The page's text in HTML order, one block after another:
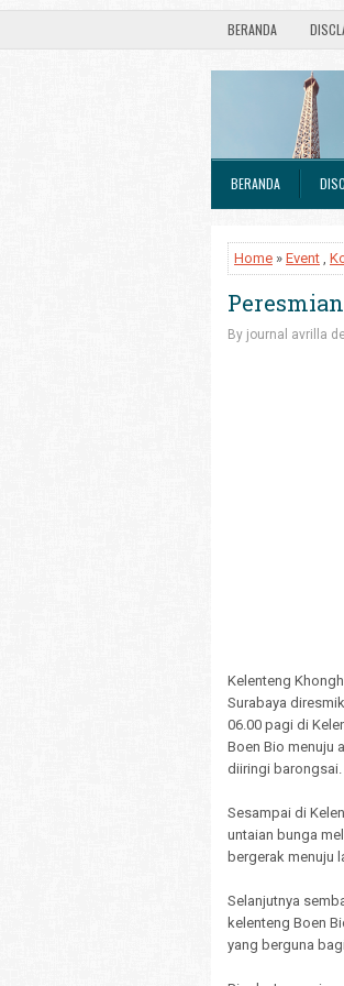
BERANDA
BERANDA
Home » Event ,
By journal avrilla
Kelenteng
Surabaya
06.00 pagi di
Boen Bio menuju
diiringi barongsai.
Sesampai di
untaian bunga
bergerak menuju
Selanjutnya
kelenteng Boen
yang berguna